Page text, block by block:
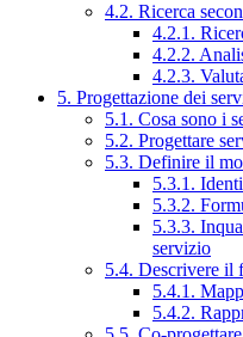
4.2. Ricerca
4.2.1.
4.2.2.
4.2.3.
5. Progettazione dei
5.1. Cosa sono i
5.2. Progettare
5.3. Definire il
5.3.1.
5.3.2.
5.3.3.
servizio
5.4. Descrivere il
5.4.1.
5.4.2.